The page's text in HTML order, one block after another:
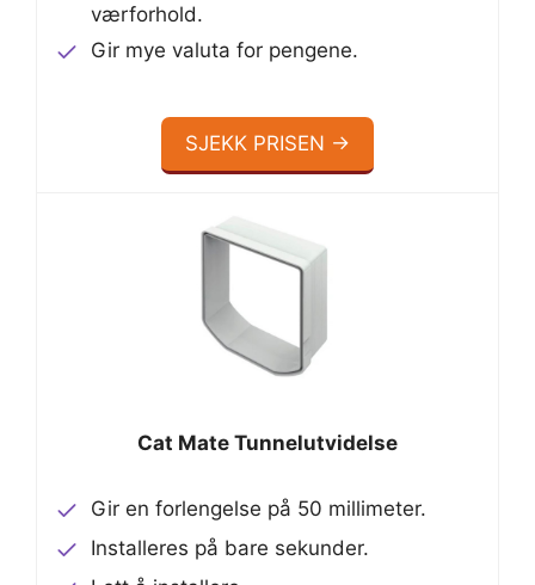
værforhold.
Gir mye valuta for pengene.
SJEKK PRISEN →
Cat Mate Tunnelutvidelse
Gir en forlengelse på 50 millimeter.
Installeres på bare sekunder.